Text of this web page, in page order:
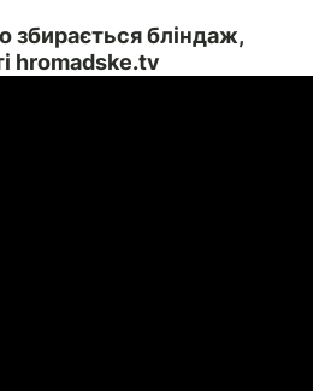
збирається бліндаж,
hromadske.tv